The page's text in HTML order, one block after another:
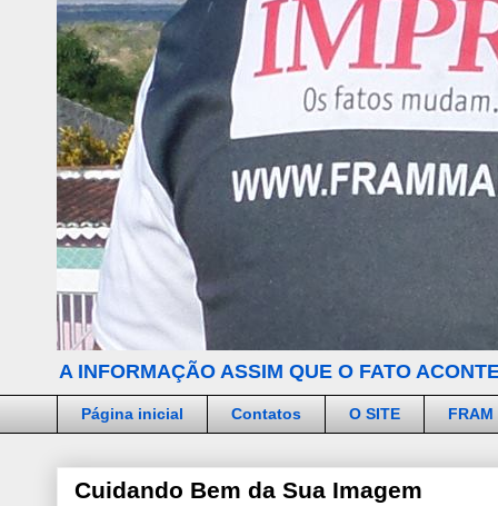
A INFORMAÇÃO ASSIM QUE O FATO
Página inicial Contatos O SITE FRAM
Cuidando Bem da Sua Imagem